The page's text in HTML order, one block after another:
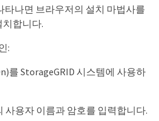
타나면 브라우저의 설치 마법사를
합니다.
:
를 StorageGRID 시스템에 사용하
사용자 이름과 암호를 입력합니다.